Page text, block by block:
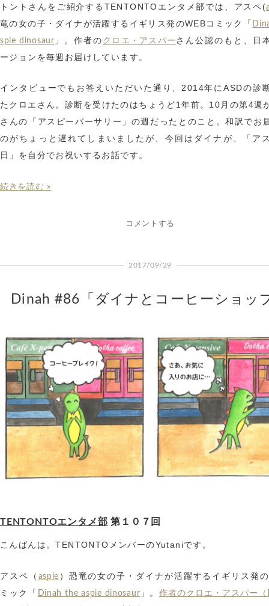
トントさんをご紹介するTENTONTOエンタメ部では、アスペ(
竜の女の子・ダイナが活躍するイギリス発のWEBコミック「
spie dinosaur 」。作者の クロエ・アスパー さん公認のもと、日
ージョンを毎週お届けしています。
インタビューでもお答えいただいた通り、2014年にASDの診
たクロエさん。診断を受けたのはちょうど1年前。10月の第4週
さんの「アスピーバーサリー」の週だったとのこと。和訳でお
のがちょっと遅れてしまいましたが、今回はダイナが、「ア
日」を自分でお祝いするお話です。
続きを読む »
コメントする
2017/09/29
Dinah #86「ダイナとコーヒーショッ
TENTONTOエンタメ部 第１０７回
こんばんは。TENTONTOメンバーのYutaniです。
アスペ（ aspie ）恐竜の女の子・ダイナが活躍するイギリス発
ミック「
Dinah the aspie dinosaur 」。 作者のクロエ・アスパー